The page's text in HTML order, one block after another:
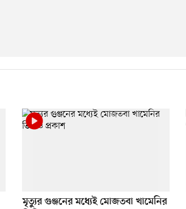
মৃত্যুর গুঞ্জনের মধ্যেই মোজতবা খামেনির